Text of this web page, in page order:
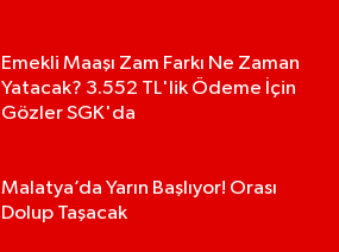
Emekli Maaşı Zam Farkı Ne Zaman
Yatacak? 3.552 TL'lik Ödeme İçin
Gözler SGK'da
Malatya’da Yarın Başlıyor! Orası
Dolup Taşacak